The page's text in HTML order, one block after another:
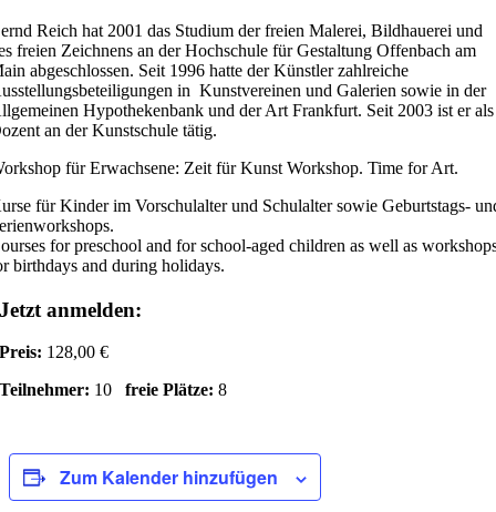
Reich hat 2001 das Studium der freien Malerei, Bildhauerei und
freien Zeichnens an der Hochschule für Gestaltung Offenbach am
abgeschlossen. Seit 1996 hatte der Künstler zahlreiche
in Kunstvereinen und Galerien sowie in der
Hypothekenbank und der Art Frankfurt. Seit 2003 ist er als
an der Kunstschule tätig.
für Erwachsene: Zeit für Kunst Workshop. Time for Art.
für Kinder im Vorschulalter und Schulalter sowie Geburtstags-
for preschool and for school-aged children as well as
birthdays and during holidays.
Jetzt anmelden:
Preis: 128,00 €
Teilnehmer: 10freie Plätze: 8
Zum Kalender hinzufügen